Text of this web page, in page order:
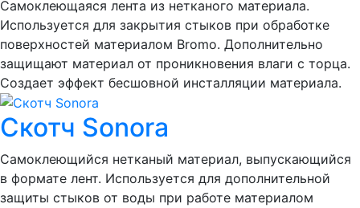
Самоклеющаяся лента из нетканого материала.
Используется для закрытия стыков при обработке
поверхностей материалом Bromo. Дополнительно
защищают материал от проникновения влаги с торца.
Создает эффект бесшовной инсталляции материала.
Скотч Sonora
Самоклеющийся нетканый материал, выпускающийся
в формате лент. Используется для дополнительной
защиты стыков от воды при работе материалом